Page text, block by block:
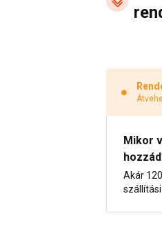
Mikor
Akár